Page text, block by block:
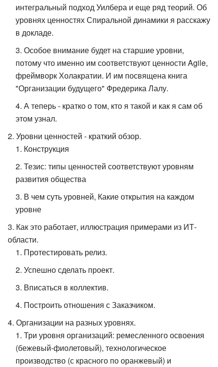
интегральный подход Уилбера и еще ряд теорий. Об
уровнях ценностях Спиральной динамики я расскажу
в докладе.
Особое внимание будет на старшие уровни,
потому что именно им соответствуют ценности Agile,
фреймворк Холакратии. И им посвящена книга
"Организации будущего" Фредерика Лалу.
А теперь - кратко о том, кто я такой и как я сам об
этом узнал.
Уровни ценностей - краткий обзор.
Конструкция
Тезис: типы ценностей соответствуют уровням
развития общества
В чем суть уровней, Какие открытия на каждом
уровне
Как это работает, иллюстрация примерами из ИТ-
области.
Протестировать релиз.
Успешно сделать проект.
Вписаться в коллектив.
Построить отношения с Заказчиком.
Организации на разных уровнях.
Три уровня организаций: ремесленного освоения
(бежевый-фиолетовый), технологическое
производство (с красного по оранжевый) и